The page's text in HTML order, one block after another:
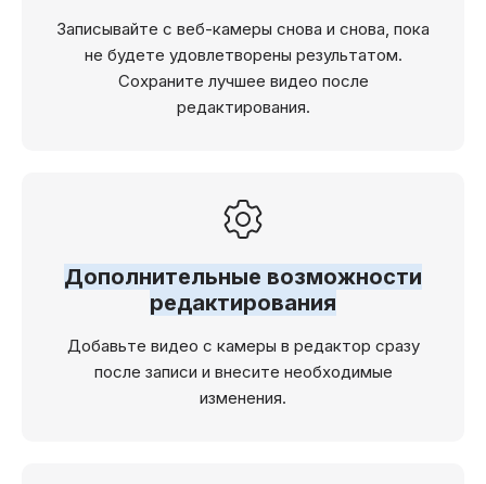
Записывайте с веб-камеры снова и снова, пока
не будете удовлетворены результатом.
Сохраните лучшее видео после
редактирования.
Дополнительные возможности
редактирования
Добавьте видео с камеры в редактор сразу
после записи и внесите необходимые
изменения.